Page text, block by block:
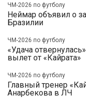
ЧМ-2026 по футболу
Неймар объявил о
Бразилии
ЧМ-2026 по футболу
«Удача
вылет от «Кайрата»
ЧМ-2026 по футболу
Главный тренер
Анарбекова в ЛЧ